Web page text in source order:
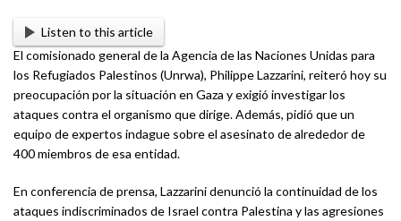
Listen to this article
El comisionado general de la Agencia de las Naciones Unidas para
los Refugiados Palestinos (Unrwa), Philippe Lazzarini, reiteró hoy su
preocupación por la situación en Gaza y exigió investigar los
ataques contra el organismo que dirige. Además, pidió que un
equipo de expertos indague sobre el asesinato de alrededor de
400 miembros de esa entidad.
En conferencia de prensa, Lazzarini denunció la continuidad de los
ataques indiscriminados de Israel contra Palestina y las agresiones